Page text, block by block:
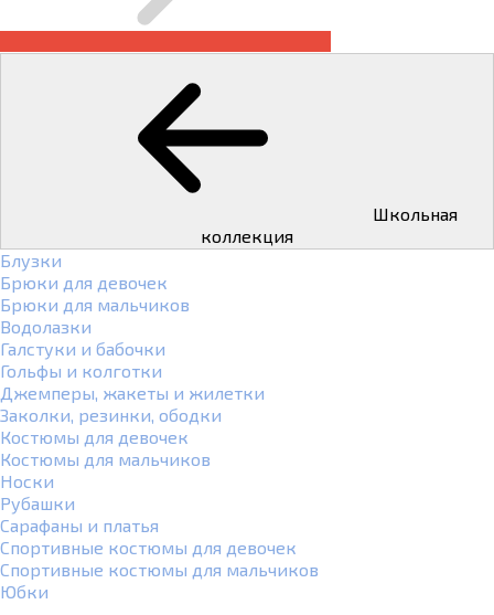
коллекция
Блузки
Брюки для девочек
Брюки для мальчиков
Водолазки
Галстуки и бабочки
Гольфы и колготки
Джемперы, жакеты и жилетки
Заколки, резинки, ободки
Костюмы для девочек
Костюмы для мальчиков
Носки
Рубашки
Сарафаны и платья
Спортивные костюмы для девочек
Спортивные костюмы для мальчиков
Юбки